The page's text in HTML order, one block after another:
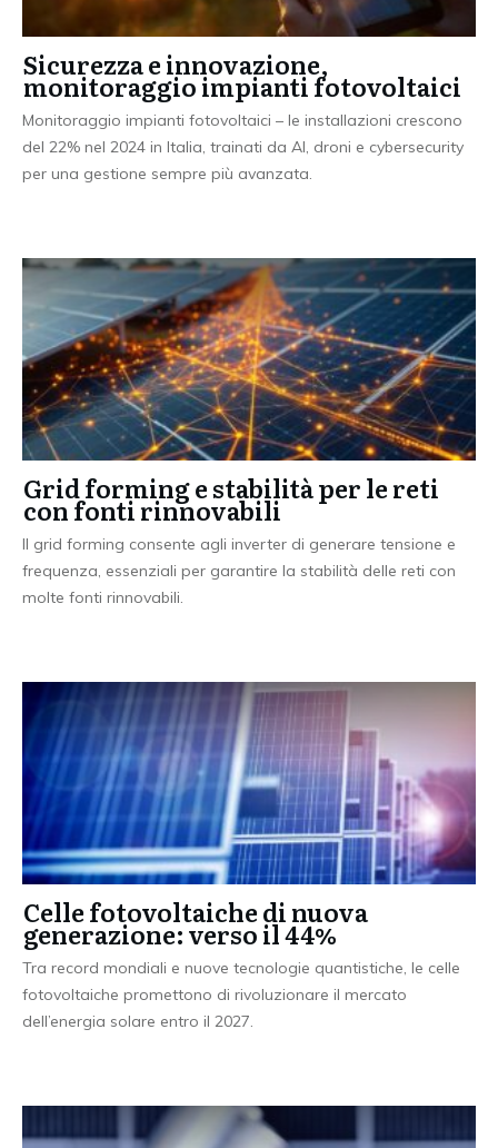
Sicurezza e innovazione,
monitoraggio impianti fotovoltaici
Monitoraggio impianti fotovoltaici – le installazioni crescono
del 22% nel 2024 in Italia, trainati da AI, droni e cybersecurity
per una gestione sempre più avanzata.
Grid forming e stabilità per le reti
con fonti rinnovabili
Il grid forming consente agli inverter di generare tensione e
frequenza, essenziali per garantire la stabilità delle reti con
molte fonti rinnovabili.
Celle fotovoltaiche di nuova
generazione: verso il 44%
Tra record mondiali e nuove tecnologie quantistiche, le celle
fotovoltaiche promettono di rivoluzionare il mercato
dell’energia solare entro il 2027.